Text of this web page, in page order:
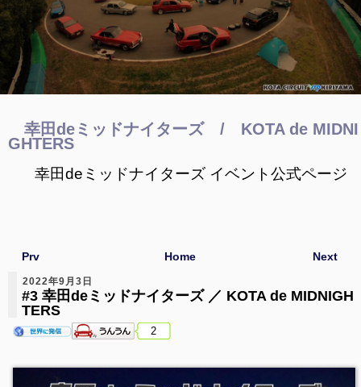
幸田deミッドナイターズ / KOTA de MIDNI
GHTERS
幸田deミッドナイターズ イベント公式ページ
Next
Prv Home
2022年9月3日
#3 幸田deミッドナイターズ ／ KOTA de MIDNIGH
TERS
2